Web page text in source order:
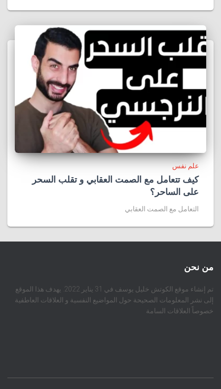
علم نفس
كيف تتعامل مع الصمت العقابي و تقلب السحر
على الساحر؟
التعامل مع الصمت العقابي
من نحن
تم إنشاء موقع الكوتش خليل يوسف في 31 يناير 2022. يهدف هذا الموقع
إلى نشر المعلومات الصحيحة حول المواضيع النفسية و العلاقات العاطفية
خصوصاً العلاقات السامة